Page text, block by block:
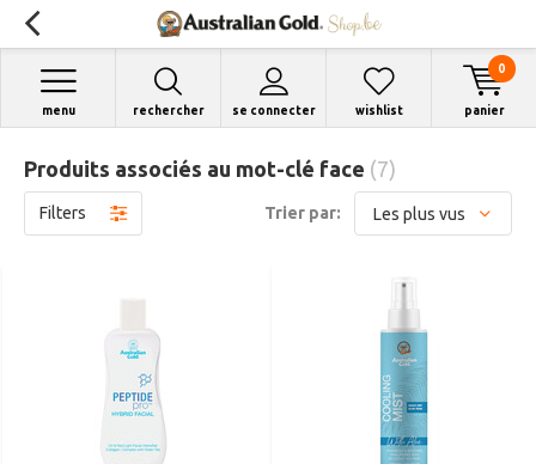
rechercher se connecter
menu wishlist panier
0
Produits associés au mot-clé face (7)
Filters Trier par: